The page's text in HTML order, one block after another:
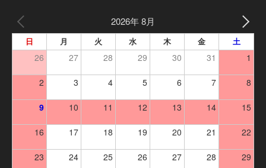
2026年 8月
日 月 火 水 木 金 土
26 27 28 29 30 31 1
2 3 4 5 6 7 8
9 10 11 12 13 14 15
16 17 18 19 20 21 22
23 24 25 26 27 28 29